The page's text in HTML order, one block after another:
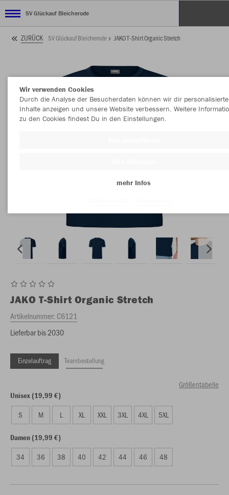
SV Glückauf Bleicherode
ZURÜCK SV Glückauf Bleicherode JAKO T-Shirt Organic Stretch
JAKO T-Shirt Organic Stretch
Artikelnummer: C6121
Lieferbar bis 2030
Einzelauftrag Teambestellung
Größentabelle
Unisex (19,99 €)
S M L XL XXL 3XL 4XL 5XL
Damen (19,99 €)
34 36 38 40 42 44 46 48
Wir verwenden Cookies
Durch die Analyse der Besucherdaten können wir dir personalisierte
Inhalte anzeigen und unsere Website verbessern. Weitere
zu den Cookies findest Du in den Einstellungen.
mehr Infos